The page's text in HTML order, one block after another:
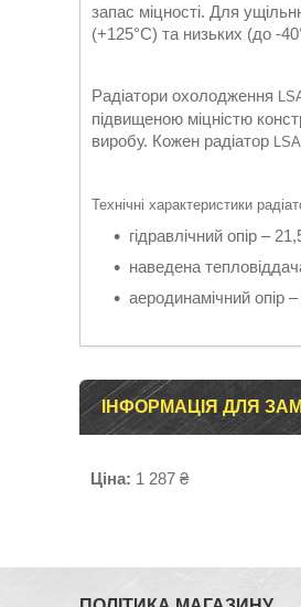
запас міцності. Для
(+125°C) та низьких (до -
Радіатори охолодження
підвищеною міцністю
виробу. Кожен радіатор LSA
Технічні характеристики
гідравлічний опір –
наведена
аеродинамічний опір
ІНФОРМАЦІЯ ДЛЯ
Ціна: 1 287 ₴